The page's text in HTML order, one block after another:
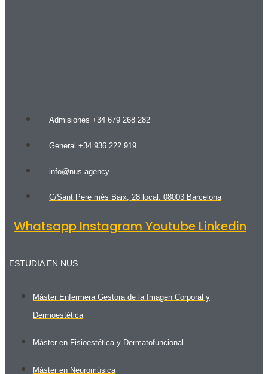
Admisiones +34 679 268 282
General +34 936 222 919
info@nus.agency
C/Sant Pere més Baix, 28 local. 08003 Barcelona
Whatsapp Instagram Youtube Linkedin
ESTUDIA EN NUS
Máster Enfermera Gestora de la Imagen Corporal y
Dermoestética
Máster en Fisioestética y Dermatofuncional
Máster en Neuromúsica